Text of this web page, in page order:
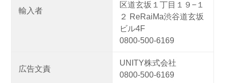
輸入者
区道玄坂１丁目１９−１
２ ReRaiMa渋谷道玄坂
ビル4F
0800-500-6169
広告文責
UNITY株式会社
0800-500-6169